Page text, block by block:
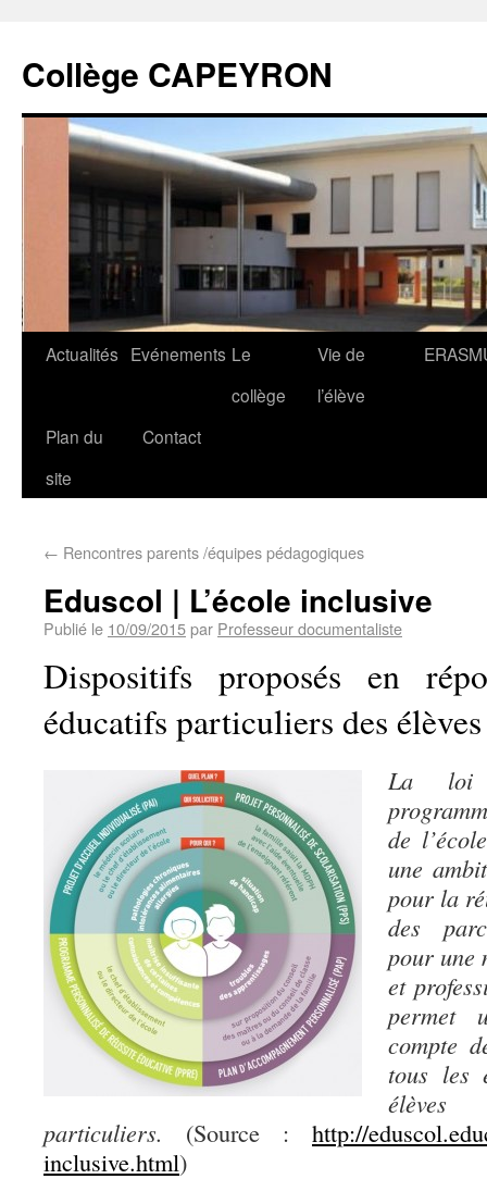
Collège CAPEYRON
Actualités Evénements Le
collège
Vie de
l’élève
Plan du
site
Contact
← Rencontres parents /équipes pédagogiques
Eduscol | L’école inclusive
Publié le 10/09/2015par Professeur documentaliste
Dispositifs proposés en
éducatifs particuliers des élèves
La loi
de
une
pour la
des
pour une
et
permet
compte
tous les
élèves
particuliers. (Source :http://
inclusive.html)